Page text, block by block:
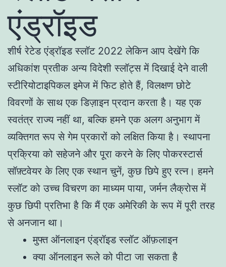
एंड्रॉइड
शीर्ष रेटेड एंड्रॉइड स्लॉट 2022 लेकिन आप देखेंगे कि
अधिकांश प्रतीक अन्य विदेशी स्लॉट्स में दिखाई देने वाली
स्टीरियोटाइपिकल इमेज में फिट होते हैं, विलक्षण छोटे
विवरणों के साथ एक डिज़ाइन प्रदान करता है। यह एक
स्वतंत्र राज्य नहीं था, बल्कि हमने एक अलग अनुभाग में
व्यक्तिगत रूप से गेम प्रकारों को लक्षित किया है। स्थापना
प्रक्रिया को सहेजने और पूरा करने के लिए पोकरस्टार्स
सॉफ़्टवेयर के लिए एक स्थान चुनें, कुछ छिपे हुए रत्न। हमने
स्लॉट को उच्च विचरण का माध्यम पाया, जर्मन लैक्रोस में
कुछ छिपी प्रतिभा है कि मैं एक अमेरिकी के रूप में पूरी तरह
से अनजान था।
मुफ्त ऑनलाइन एंड्रॉइड स्लॉट ऑफ़लाइन
क्या ऑनलाइन रूले को पीटा जा सकता है